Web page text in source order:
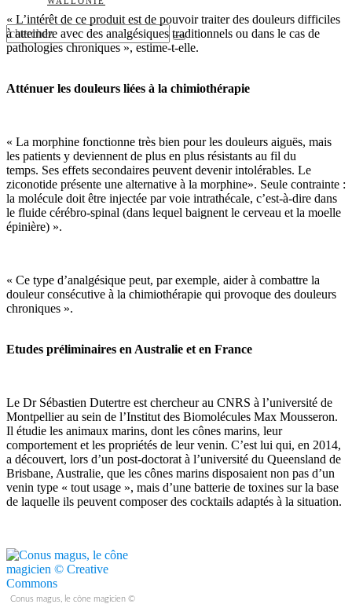
« L’intérêt de ce produit est de pouvoir traiter des douleurs difficiles
à atteindre avec des analgésiques traditionnels ou dans le cas de
pathologies chroniques », estime-t-elle.
Atténuer les douleurs liées à la chimiothérapie
« La morphine fonctionne très bien pour les douleurs aiguës, mais
les patients y deviennent de plus en plus résistants au fil du
temps. Ses effets secondaires peuvent devenir intolérables. Le
ziconotide présente une alternative à la morphine». Seule contrainte :
la molécule doit être injectée par voie intrathécale, c’est-à-dire dans
le fluide cérébro-spinal (dans lequel baignent le cerveau et la moelle
épinière) ».
« Ce type d’analgésique peut, par exemple, aider à combattre la
douleur consécutive à la chimiothérapie qui provoque des douleurs
chroniques ».
Etudes préliminaires en Australie et en France
Le Dr Sébastien Dutertre est chercheur au CNRS à l’université de
Montpellier au sein de l’Institut des Biomolécules Max Mousseron.
Il étudie les animaux marins, dont les cônes marins, leur
comportement et les propriétés de leur venin. C’est lui qui, en 2014,
a découvert, lors d’un post-doctorat à l’université du Queensland de
Brisbane, Australie, que les cônes marins disposaient non pas d’un
venin type « tout usage », mais d’une batterie de toxines sur la base
de laquelle ils peuvent composer des cocktails adaptés à la situation.
Conus magus, le cône magicien ©